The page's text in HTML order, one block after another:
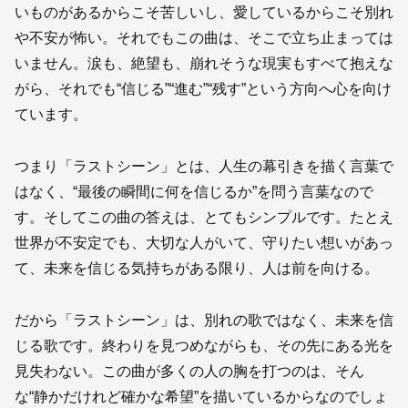
いものがあるからこそ苦しいし、愛しているからこそ別れ
や不安が怖い。それでもこの曲は、そこで立ち止まっては
いません。涙も、絶望も、崩れそうな現実もすべて抱えな
がら、それでも“信じる”“進む”“残す”という方向へ心を向け
ています。
つまり「ラストシーン」とは、人生の幕引きを描く言葉で
はなく、“最後の瞬間に何を信じるか”を問う言葉なので
す。そしてこの曲の答えは、とてもシンプルです。たとえ
世界が不安定でも、大切な人がいて、守りたい想いがあっ
て、未来を信じる気持ちがある限り、人は前を向ける。
だから「ラストシーン」は、別れの歌ではなく、未来を信
じる歌です。終わりを見つめながらも、その先にある光を
見失わない。この曲が多くの人の胸を打つのは、そん
な“静かだけれど確かな希望”を描いているからなのでしょ